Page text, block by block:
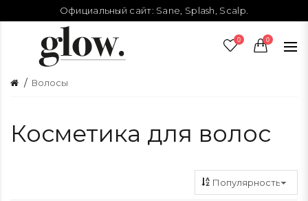
Официальный сайт: Sane Splash Scalp
0 0
Волосы
Косметика для волос